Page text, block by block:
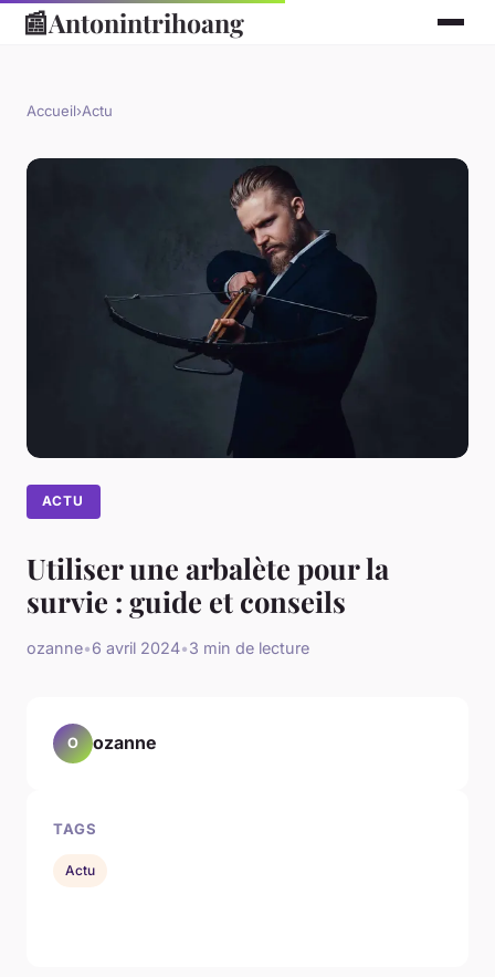
📰Antonintrihoang
Accueil›Actu
ACTU
Utiliser une arbalète pour la
survie : guide et conseils
ozanne•6 avril 2024•3 min de lecture
O ozanne
TAGS
Actu